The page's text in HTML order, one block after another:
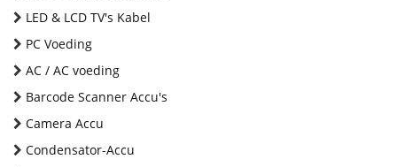
LED & LCD TV's Kabel
PC Voeding
AC / AC voeding
Barcode Scanner Accu's
Camera Accu
Condensator-Accu